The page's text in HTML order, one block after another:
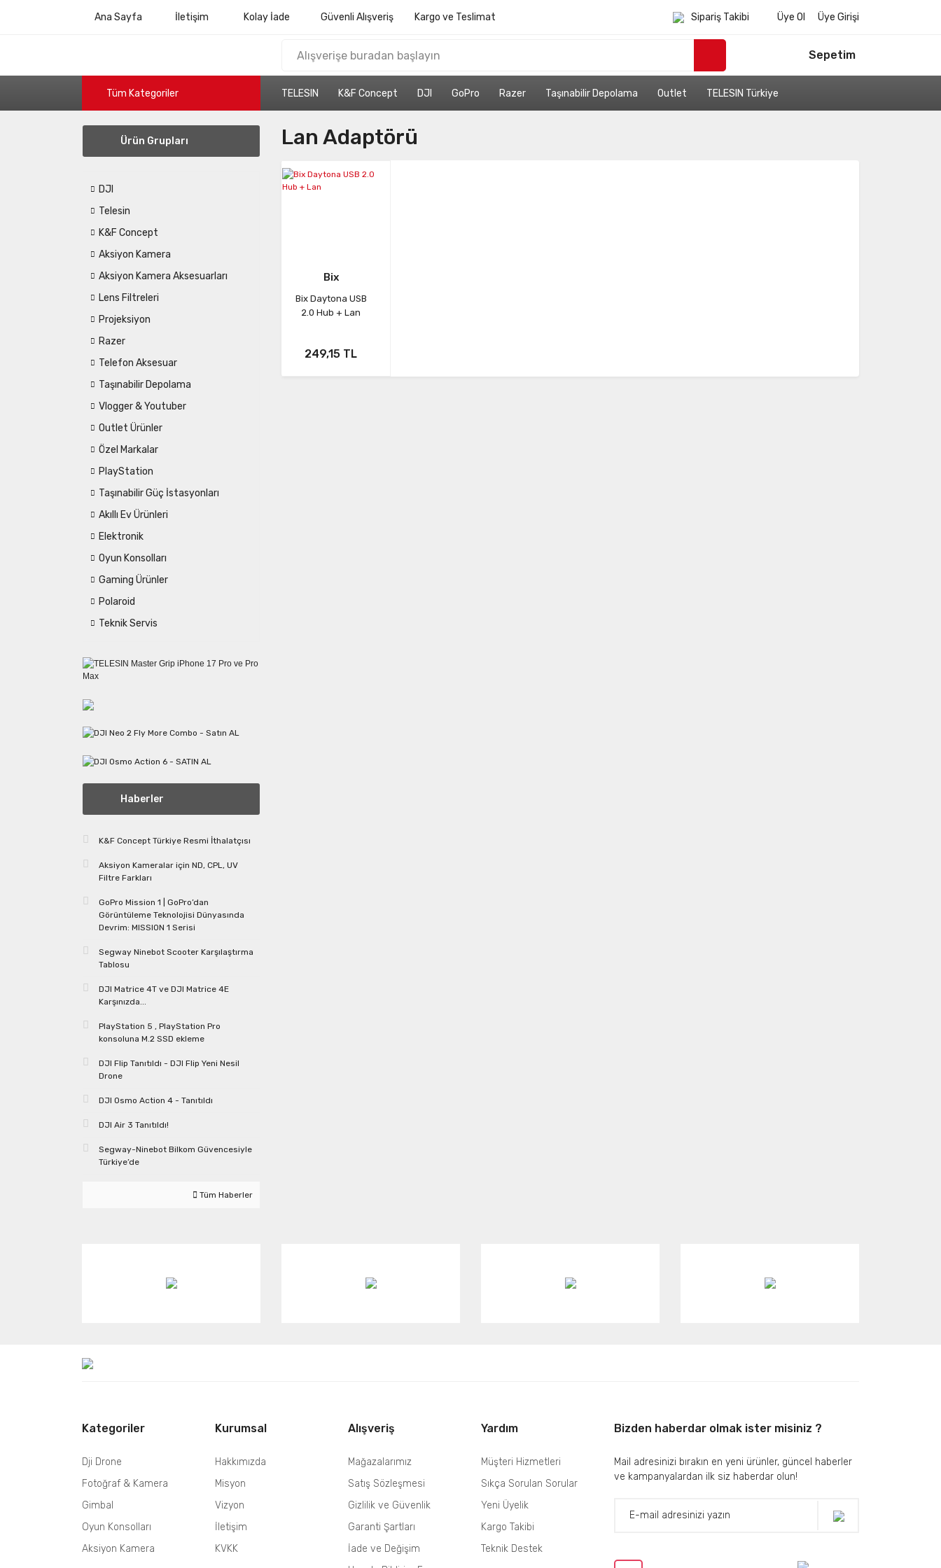
Ana Sayfa İletişim Kolay İade Güvenli Alışveriş Kargo ve Teslimat Sipariş Takibi Üye Ol Üye Girişi
Sepetim
Tüm Kategoriler TELESIN K&F Concept DJI GoPro Razer Taşınabilir Depolama Outlet TELESIN Türkiye
Ürün Grupları
DJI
Telesin
K&F Concept
Aksiyon Kamera
Aksiyon Kamera Aksesuarları
Lens Filtreleri
Projeksiyon
Razer
Telefon Aksesuar
Taşınabilir Depolama
Vlogger & Youtuber
Outlet Ürünler
Özel Markalar
PlayStation
Taşınabilir Güç İstasyonları
Akıllı Ev Ürünleri
Elektronik
Oyun Konsolları
Gaming Ürünler
Polaroid
Teknik Servis
Haberler
K&F Concept Türkiye Resmi İthalatçısı
Aksiyon Kameralar için ND, CPL, UV
Filtre Farkları
GoPro Mission 1 | GoPro’dan
Görüntüleme Teknolojisi Dünyasında
Devrim: MISSION 1 Serisi
Segway Ninebot Scooter Karşılaştırma
Tablosu
DJI Matrice 4T ve DJI Matrice 4E
Karşınızda...
PlayStation 5 , PlayStation Pro
konsoluna M.2 SSD ekleme
DJI Flip Tanıtıldı - DJI Flip Yeni Nesil
Drone
DJI Osmo Action 4 - Tanıtıldı
DJI Air 3 Tanıtıldı!
Segway-Ninebot Bilkom Güvencesiyle
Türkiye’de
Tüm Haberler
Lan Adaptörü
Bix
Bix Daytona USB
2.0 Hub + Lan
249,15 TL
Kategoriler
Dji Drone
Fotoğraf & Kamera
Gimbal
Oyun Konsolları
Aksiyon Kamera
Kurumsal
Hakkımızda
Misyon
Vizyon
İletişim
KVKK
Alışveriş
Mağazalarımız
Satış Sözleşmesi
Gizlilik ve Güvenlik
Garanti Şartları
İade ve Değişim
Yardım
Müşteri Hizmetleri
Sıkça Sorulan Sorular
Yeni Üyelik
Kargo Takibi
Teknik Destek
Bizden haberdar olmak ister misiniz ?
Mail adresinizi bırakın en yeni ürünler, güncel haberler
ve kampanyalardan ilk siz haberdar olun!